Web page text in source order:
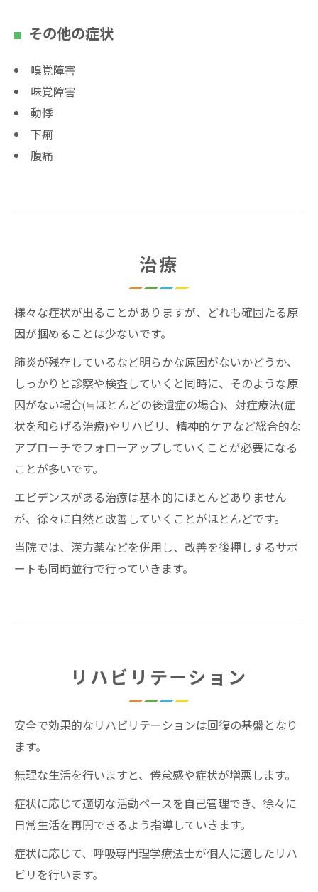
その他の症状
嗅覚障害
味覚障害
動悸
下痢
腹痛
治療
様々な症状が出ることがありますが、どれも確固たる原
因が掴めることは少ないです。
肺炎が残存しているなど明らかな原因がないかどうか、
しっかりと診察や検査していくと同時に、そのような原
因がない場合(≒ほとんどの後遺症の場合)、対症療法(症
状を和らげる治療)やリハビリ、精神的ケアなど総合的な
アプローチでフォローアップしていくことが必要になる
ことが多いです。
エビデンスがある治療は基本的にほとんどありません
が、徐々に自然と改善していくことがほとんどです。
当院では、漢方薬などを併用し、改善を後押しするサポ
ートも同時並行で行っていきます。
リハビリテーション
安全で効果的なリハビリテーションは回復の基盤となり
ます。
無理な生活を行いますと、倦怠感や症状が増悪します。
症状に応じて適切な活動ペースを自己管理でき、徐々に
日常生活を再開できるよう指導していきます。
症状に応じて、呼吸専門理学療法士が個人に適したリハ
ビリを行います。